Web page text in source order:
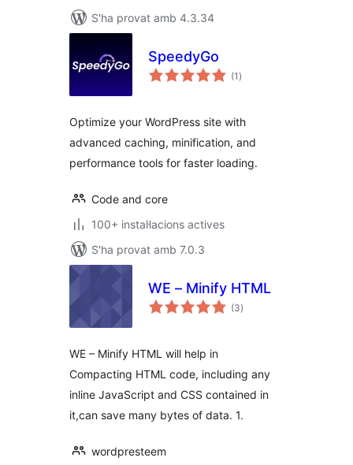
S'ha provat amb 4.3.34
SpeedyGo
(1 puntuacions
totals
)
Optimize your WordPress site with
advanced caching, minification, and
performance tools for faster loading.
Code and core
100+ instal·lacions actives
S'ha provat amb 7.0.3
WE – Minify HTML
(3puntuacions
totals
)
WE – Minify HTML will help in
Compacting HTML code, including any
inline JavaScript and CSS contained in
it,can save many bytes of data. 1.
wordpresteem